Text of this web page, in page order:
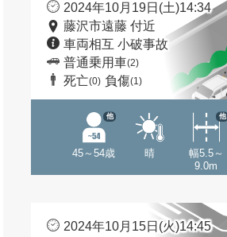
2024年10月19日(土)14:34
藤沢市遠藤 付近
車両相互 小破事故
普通乗用車(2)
死亡(0) 負傷(1)
45～54歳
他
晴
幅5.5～
9.0m
他
2024年10月15日(火)14:45